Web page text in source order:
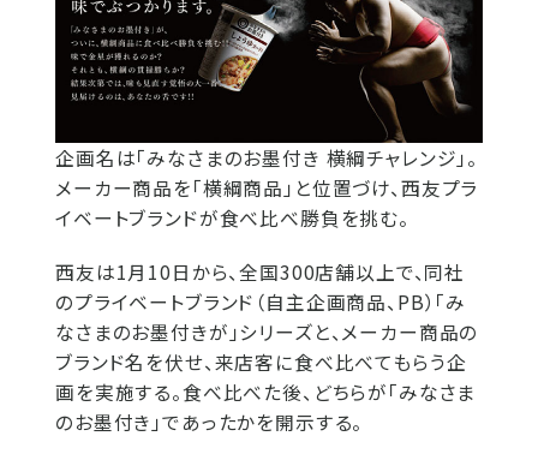
企画名は「みなさまのお墨付き 横綱チャレンジ」。
メーカー商品を「横綱商品」と位置づけ、西友プラ
イベートブランドが食べ比べ勝負を挑む。
西友は1月10日から、全国300店舗以上で、同社
のプライベートブランド（自主企画商品、PB）「み
なさまのお墨付きが」シリーズと、メーカー商品の
ブランド名を伏せ、来店客に食べ比べてもらう企
画を実施する。食べ比べた後、どちらが「みなさま
のお墨付き」であったかを開示する。